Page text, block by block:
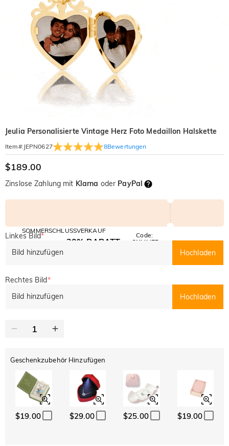
Jeulia Personalisierte Vintage Herz Foto Medaillon Halskette
Item#: JEPN0627 8Bewertungen
$189.00
Zinslose Zahlung mit Klarna oder PayPal
SOMMERSCHLUSSVERKAUF
AUF ALLES
30% RABATT
Code:
SUMMER
Linkes Bild*
Bild hinzufügen
Hochladen
Rechtes Bild*
Bild hinzufügen
Hochladen
Geschenkzubehör Hinzufügen
$19.00 $29.00 $25.00 $19.00